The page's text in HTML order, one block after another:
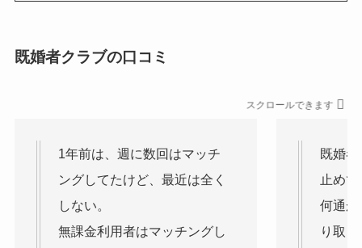
既婚者クラブの口コミ
スクロールできます
1年前は、週に数回はマッチ
ングしてたけど、最近は全く
しない。
無課金利用者はマッチングし
既婚
止め
何通か
り取